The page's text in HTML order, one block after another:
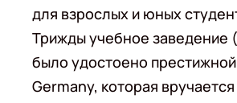
для взрослых и юных
Трижды учебное заведение
было удостоено
Germany, которая